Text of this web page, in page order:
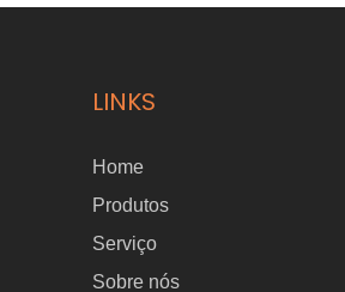
LINKS
Home
Produtos
Serviço
Sobre nós